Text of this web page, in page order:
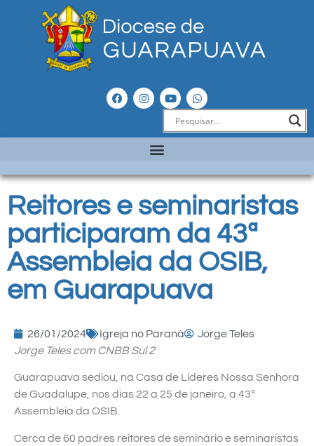
Reitores e seminaristas
participaram da 43ª
Assembleia da OSIB,
em Guarapuava
26/01/2024 Igreja no Paraná
Jorge Teles
Jorge Teles com CNBB Sul 2
Guarapuava sediou, na Casa de Líderes Nossa Senhora
de Guadalupe, nos dias 22 a 25 de janeiro, a 43ª
Assembleia da OSIB.
Cerca de 60 padres reitores de seminário e seminaristas